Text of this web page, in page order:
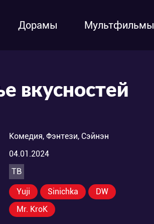
Дорамы Мультфильмы
вкусностей
Комедия, Фэнтези, Сэйнэн
04.01.2024
ТВ
Yuji Sinichka
DW
Mr. KroK